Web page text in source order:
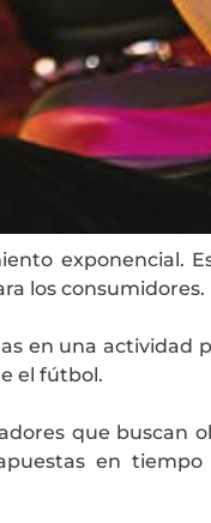
exponencial.
los consumidores.
en una actividad
el fútbol.
que buscan
en